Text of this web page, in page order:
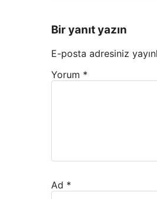
Bir yanıt yazın
E-posta adresiniz
Yorum *
Ad *